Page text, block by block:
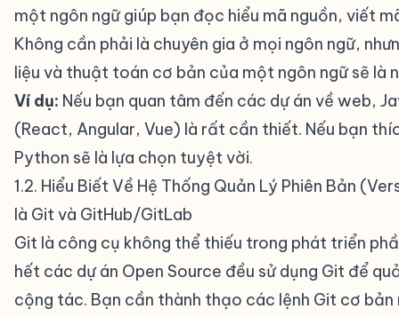
một ngôn ngữ giúp bạn đọc hiểu mã nguồn, viết
Không cần phải là chuyên gia ở mọi ngôn ngữ,
liệu và thuật toán cơ bản của một ngôn ngữ sẽ là
Ví dụ: Nếu bạn quan tâm đến các dự án về web,
(React, Angular, Vue) là rất cần thiết. Nếu bạn
Python sẽ là lựa chọn tuyệt vời.
1.2. Hiểu Biết Về Hệ Thống Quản Lý Phiên Bản
là Git và GitHub/GitLab
Git là công cụ không thể thiếu trong phát triển
hết các dự án Open Source đều sử dụng Git để
cộng tác. Bạn cần thành thạo các lệnh Git cơ bản